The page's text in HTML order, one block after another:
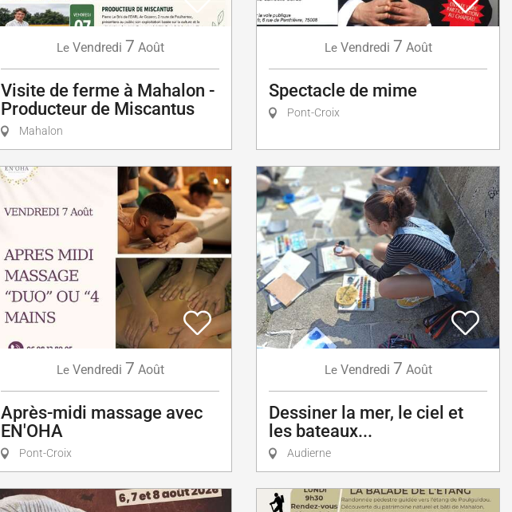
Le Vendredi 7 Août
Visite de ferme à Mahalon -
Producteur de Miscantus
Mahalon
Le Vendredi 7 Août
Spectacle de mime
Pont-Croix
Le Vendredi 7 Août
Après-midi massage avec
EN'OHA
Pont-Croix
Le Vendredi 7 Août
Dessiner la mer, le ciel et
les bateaux...
Audierne